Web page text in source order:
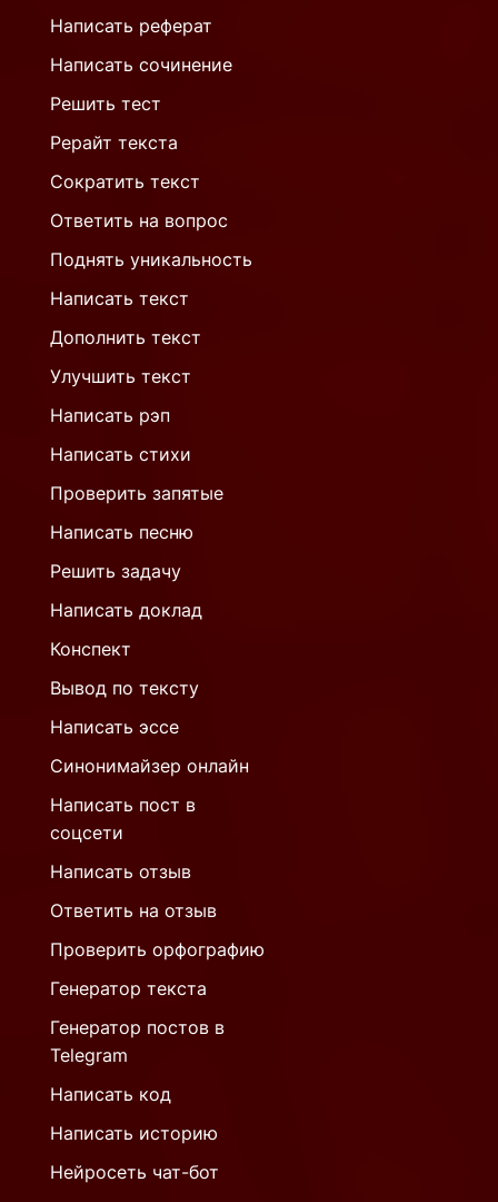
Написать реферат
Написать сочинение
Решить тест
Рерайт текста
Сократить текст
Ответить на вопрос
Поднять уникальность
Написать текст
Дополнить текст
Улучшить текст
Написать рэп
Написать стихи
Проверить запятые
Написать песню
Решить задачу
Написать доклад
Конспект
Вывод по тексту
Написать эссе
Синонимайзер онлайн
Написать пост в
соцсети
Написать отзыв
Ответить на отзыв
Проверить орфографию
Генератор текста
Генератор постов в
Telegram
Написать код
Написать историю
Нейросеть чат-бот